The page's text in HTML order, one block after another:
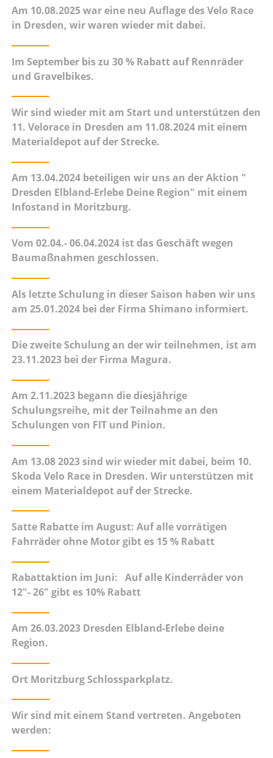
Am 10.08.2025 war eine neu Auflage des Velo Race
in Dresden, wir waren wieder mit dabei.
Im September bis zu 30 % Rabatt auf Rennräder
und Gravelbikes.
Wir sind wieder mit am Start und unterstützen den
11. Velorace in Dresden am 11.08.2024 mit einem
Materialdepot auf der Strecke.
Am 13.04.2024 beteiligen wir uns an der Aktion "
Dresden Elbland-Erlebe Deine Region" mit einem
Infostand in Moritzburg.
Vom 02.04.- 06.04.2024 ist das Geschäft wegen
Baumaßnahmen geschlossen.
Als letzte Schulung in dieser Saison haben wir uns
am 25.01.2024 bei der Firma Shimano informiert.
Die zweite Schulung an der wir teilnehmen, ist am
23.11.2023 bei der Firma Magura.
Am 2.11.2023 begann die diesjährige
Schulungsreihe, mit der Teilnahme an den
Schulungen von FIT und Pinion.
Am 13.08 2023 sind wir wieder mit dabei, beim 10.
Skoda Velo Race in Dresden. Wir unterstützen mit
einem Materialdepot auf der Strecke.
Satte Rabatte im August: Auf alle vorrätigen
Fahrräder ohne Motor gibt es 15 % Rabatt
Rabattaktion im Juni: Auf alle Kinderräder von
12"- 26" gibt es 10% Rabatt
Am 26.03.2023 Dresden Elbland-Erlebe deine
Region.
Ort Moritzburg Schlossparkplatz.
Wir sind mit einem Stand vertreten. Angeboten
werden: